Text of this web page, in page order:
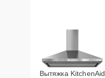
Вытяжка KitchenAid